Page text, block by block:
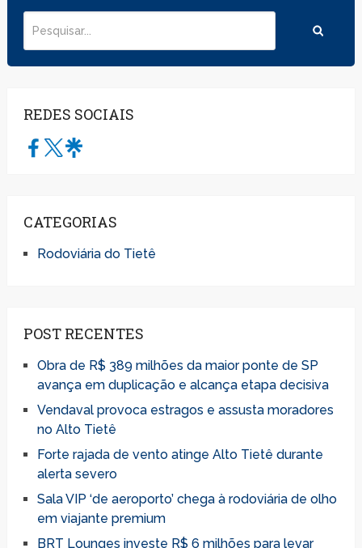
REDES SOCIAIS
CATEGORIAS
Rodoviária do Tietê
POST RECENTES
Obra de R$ 389 milhões da maior ponte de SP
avança em duplicação e alcança etapa decisiva
Vendaval provoca estragos e assusta moradores
no Alto Tietê
Forte rajada de vento atinge Alto Tietê durante
alerta severo
Sala VIP ‘de aeroporto’ chega à rodoviária de olho
em viajante premium
BRT Lounges investe R$ 6 milhões para levar